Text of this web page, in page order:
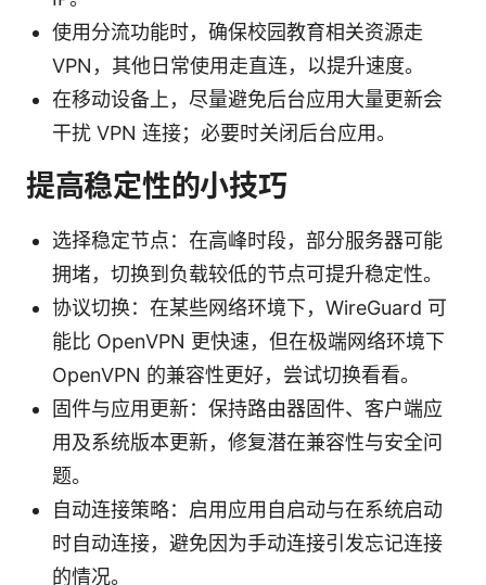
使用分流功能时，确保校园教育相关资源走
VPN，其他日常使用走直连，以提升速度。
在移动设备上，尽量避免后台应用大量更新会
干扰 VPN 连接；必要时关闭后台应用。
提高稳定性的小技巧
选择稳定节点：在高峰时段，部分服务器可能
拥堵，切换到负载较低的节点可提升稳定性。
协议切换：在某些网络环境下，WireGuard 可
能比 OpenVPN 更快速，但在极端网络环境下
OpenVPN 的兼容性更好，尝试切换看看。
固件与应用更新：保持路由器固件、客户端应
用及系统版本更新，修复潜在兼容性与安全问
题。
自动连接策略：启用应用自启动与在系统启动
时自动连接，避免因为手动连接引发忘记连接
的情况。